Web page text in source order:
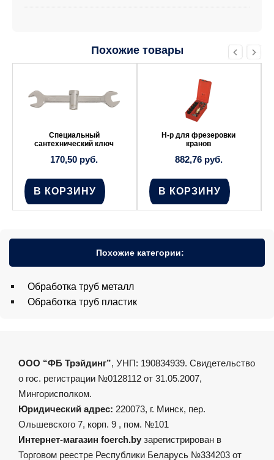
Похожие товары
Специальный
сантехнический ключ
170,50 руб.
В КОРЗИНУ
Н-р для фрезеровки
кранов
882,76 руб.
В КОРЗИНУ
Похожие категории:
Обработка труб металл
Обработка труб пластик
ООО “ФБ Трэйдинг”, УНП: 190834939. Свидетельство
о гос. регистрации №0128112 от 31.05.2007,
Мингорисполком.
Юридический адрес: 220073, г. Минск, пер.
Ольшевского 7, корп. 9 , пом. №101
Интернет-магазин foerch.by зарегистрирован в
Торговом реестре Республики Беларусь №334203 от